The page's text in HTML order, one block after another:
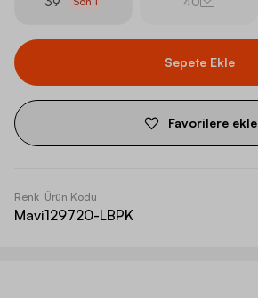
Sepete Ekle
Favorilere ekle
Renk
Mavi
Ürün Kodu
129720-LBPK